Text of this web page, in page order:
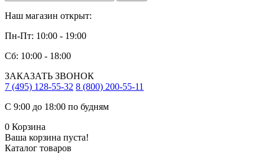
Наш магазин открыт:
Пн-Пт: 10:00 - 19:00
Сб: 10:00 - 18:00
ЗАКАЗАТЬ ЗВОНОК
7 (495) 128-55-32 8 (800) 200-55-11
С 9:00 до 18:00 по будням
0 Корзина
Ваша корзина пуста!
Каталог товаров